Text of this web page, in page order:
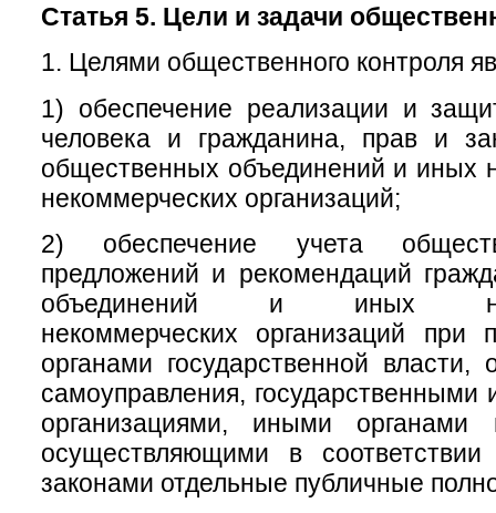
Статья 5. Цели и задачи
1. Целями общественного контроля
1) обеспечение реализации и
человека и гражданина, прав и
общественных объединений и иных
некоммерческих организаций;
2) обеспечение учета
предложений и рекомендаций
объединений и иных
некоммерческих организаций при
органами государственной власти,
самоуправления,
организациями, иными органами
осуществляющими в
законами отдельные публичные